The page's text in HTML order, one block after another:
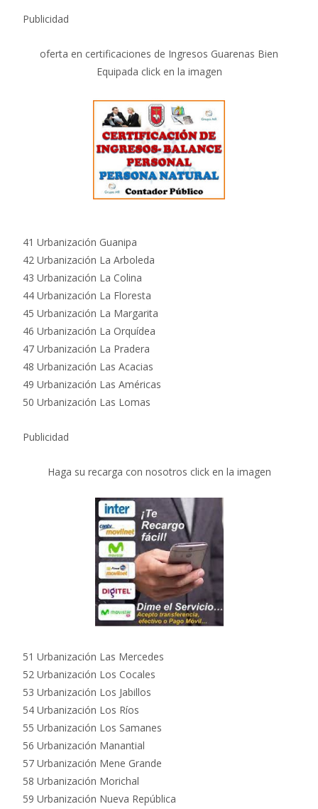
Publicidad
oferta en certificaciones de Ingresos Guarenas Bien
Equipada click en la imagen
41 Urbanización Guanipa
42 Urbanización La Arboleda
43 Urbanización La Colina
44 Urbanización La Floresta
45 Urbanización La Margarita
46 Urbanización La Orquídea
47 Urbanización La Pradera
48 Urbanización Las Acacias
49 Urbanización Las Américas
50 Urbanización Las Lomas
Publicidad
Haga su recarga con nosotros click en la imagen
51 Urbanización Las Mercedes
52 Urbanización Los Cocales
53 Urbanización Los Jabillos
54 Urbanización Los Ríos
55 Urbanización Los Samanes
56 Urbanización Manantial
57 Urbanización Mene Grande
58 Urbanización Morichal
59 Urbanización Nueva República